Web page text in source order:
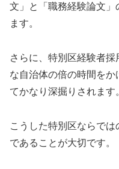
文」と「職務経験論文」
ます。
さらに、特別区経験者
な自治体の倍の時間を
てかなり深掘りされます
こうした特別区ならで
であることが大切です。